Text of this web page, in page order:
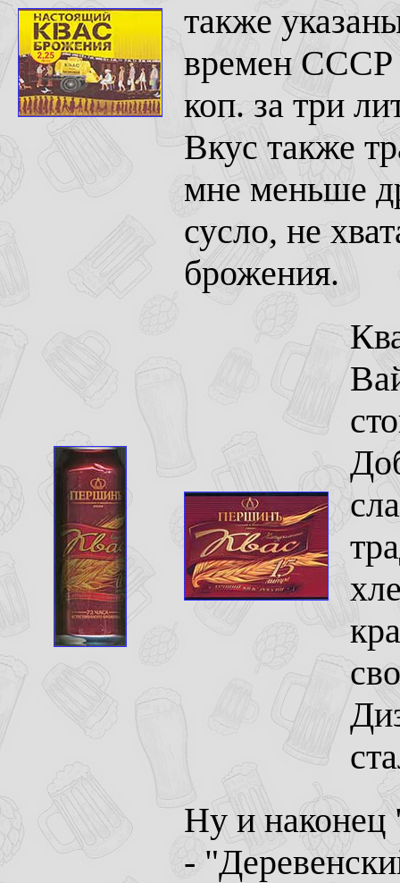
также
времен СССР
коп. за три
Вкус также
мне меньше
сусло, не
брожения.
Ну и
-